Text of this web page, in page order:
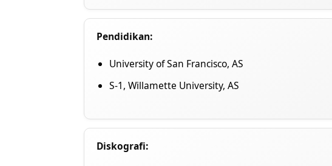
Pendidikan:
University of San Francisco, AS
S-1, Willamette University, AS
Diskografi: